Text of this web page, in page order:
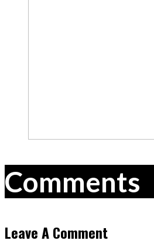
Comments
Leave A Comment